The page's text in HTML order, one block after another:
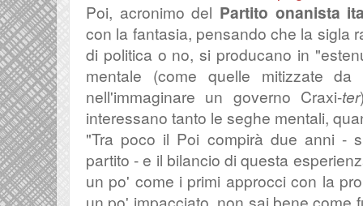
Poi, acronimo del Partito onanista
con la fantasia, pensando che la sigla
di politica o no, si producano in
mentale (come quelle mitizzate da
nell'immaginare un governo Craxi-ter
interessano tanto le seghe mentali,
"Tra poco il Poi compirà due anni -
partito - e il bilancio di questa
un po' come i primi approcci con la
un po' impacciato, non sai bene come